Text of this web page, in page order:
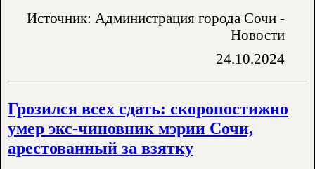
Источник: Администрация города Сочи -
Новости
24.10.2024
Грозился всех сдать: скоропостижно
умер экс-чиновник мэрии Сочи,
арестованный за взятку